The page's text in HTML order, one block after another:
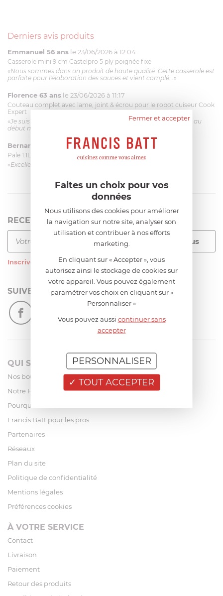
Derniers avis produits
Emmanuel 56 ans le 23/06/2026 à 12:04
Casserole mini 9 cm Castelpro 5 ply poignée fixe
«Nous sommes dans un produit de haute qualité. Cette casserole est
parfaite pour l'élaboration des sauces et vient complé...»
Florence 63 ans le 23/06/2026 à 11:17
Couteau complet avec lame, joint & écrou pour le robot cuiseur Cook
Expert
«Je suis satisfaite du couteau Magimix. L'écrou est un peu dur au
début mais ça le fait. La livraison a été très rapide. ...»
Bernard le 23/06/2026 à 09:43
Pale 1.1L pour Glacier Magimix 11031/121/123/124
«Excellent: produit et livraison»
RECEVEZ LA NEWSLETTER
Inscrivez-vous à notre newsletter
SUIVEZ-NOUS
QUI SOMMES-NOUS?
Nos boutiques
Notre Histoire
Pourquoi acheter chez Francis Batt ?
Francis Batt pour les pros
Partenaires
Réseaux
Plan du site
Politique de confidentialité
Mentions légales
Préférences cookies
À VOTRE SERVICE
Contact
Livraison
Paiement
Retour des produits
Fermer et accepter
Faites un choix pour vos
données
Nous utilisons des cookies pour améliorer
la navigation sur notre site, analyser son
utilisation et contribuer à nos efforts
marketing.
En cliquant sur « Accepter », vous
autorisez ainsi le stockage de cookies sur
votre appareil. Vous pouvez également
paramétrer vos choix en cliquant sur «
Personnaliser »
Vous pouvez aussi continuer sans
accepter
TOUT ACCEPTER
PERSONNALISER